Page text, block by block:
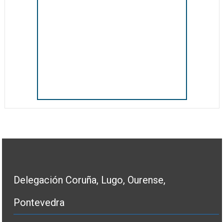
Delegación Coruña, Lugo, Ourense,
Pontevedra